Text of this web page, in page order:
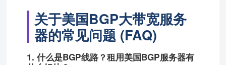
关于美国BGP大带宽服务
器的常见问题 (FAQ)
1. 什么是BGP线路？租用美国BGP服务器有